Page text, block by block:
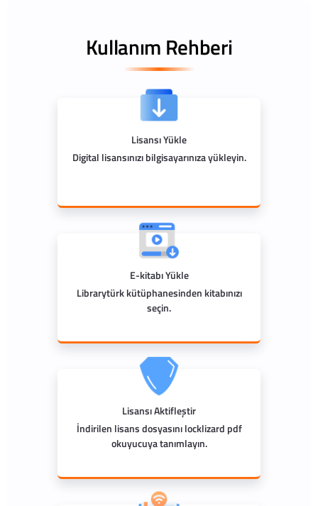
Kullanım Rehberi
Lisansı Yükle
Digital lisansınızı bilgisayarınıza yükleyin.
E-kitabı Yükle
Librarytürk kütüphanesinden kitabınızı
seçin.
Lisansı Aktifleştir
İndirilen lisans dosyasını locklizard pdf
okuyucuya tanımlayın.